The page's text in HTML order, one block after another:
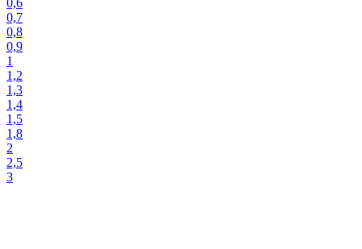
0,6
0,7
0,8
0,9
1
1,2
1,3
1,4
1,5
1,8
2
2,5
3